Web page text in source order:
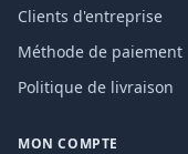
Clients d'entreprise
Méthode de paiement
Politique de livraison
MON COMPTE